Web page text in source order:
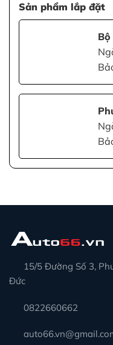
Sản phẩm lắp đặt
15/5 Đường Số 3,
Đức
0822660662